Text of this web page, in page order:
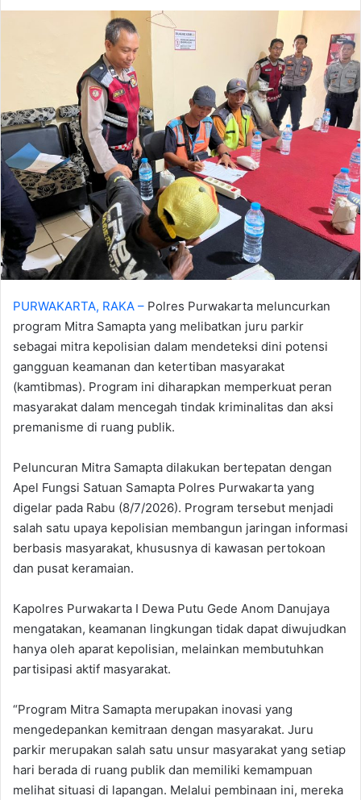
email
PURWAKARTA, RAKA – Polres Purwakarta meluncurkan
program Mitra Samapta yang melibatkan juru parkir
sebagai mitra kepolisian dalam mendeteksi dini potensi
gangguan keamanan dan ketertiban masyarakat
(kamtibmas). Program ini diharapkan memperkuat peran
masyarakat dalam mencegah tindak kriminalitas dan aksi
premanisme di ruang publik.
Peluncuran Mitra Samapta dilakukan bertepatan dengan
Apel Fungsi Satuan Samapta Polres Purwakarta yang
digelar pada Rabu (8/7/2026). Program tersebut menjadi
salah satu upaya kepolisian membangun jaringan informasi
berbasis masyarakat, khususnya di kawasan pertokoan
dan pusat keramaian.
Kapolres Purwakarta I Dewa Putu Gede Anom Danujaya
mengatakan, keamanan lingkungan tidak dapat diwujudkan
hanya oleh aparat kepolisian, melainkan membutuhkan
partisipasi aktif masyarakat.
“Program Mitra Samapta merupakan inovasi yang
mengedepankan kemitraan dengan masyarakat. Juru
parkir merupakan salah satu unsur masyarakat yang setiap
hari berada di ruang publik dan memiliki kemampuan
melihat situasi di lapangan. Melalui pembinaan ini, mereka